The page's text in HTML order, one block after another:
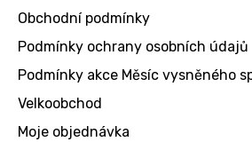
Obchodní podmínky
Podmínky ochrany osobních údajů
Podmínky akce Měsíc vysněného
Velkoobchod
Moje objednávka